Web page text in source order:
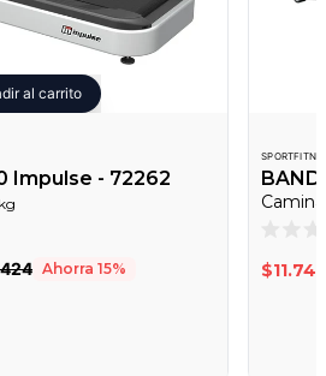
al carrito
Impulse - 72262
kg
Ahorra 15% 0
de